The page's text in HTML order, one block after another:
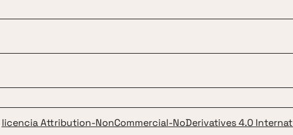
licencia Attribution-NonCommercial-NoDerivatives 4.0